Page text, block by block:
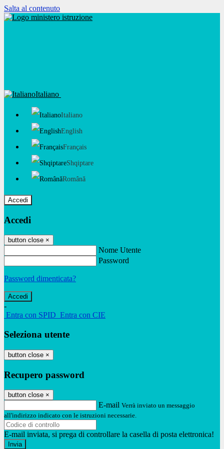
Salta al contenuto
Italiano
Italiano
English
Français
Shqiptare
Română
Accedi
Accedi
button close ×
Nome Utente
Password
Password dimenticata?
-
Entra con SPID Entra con CIE
Seleziona utente
button close ×
Recupero password
button close ×
E-mail Verrà inviato un messaggio
all'indirizzo indicato con le istruzioni necessarie.
E-mail inviata, si prega di controllare la casella di posta elettronica!